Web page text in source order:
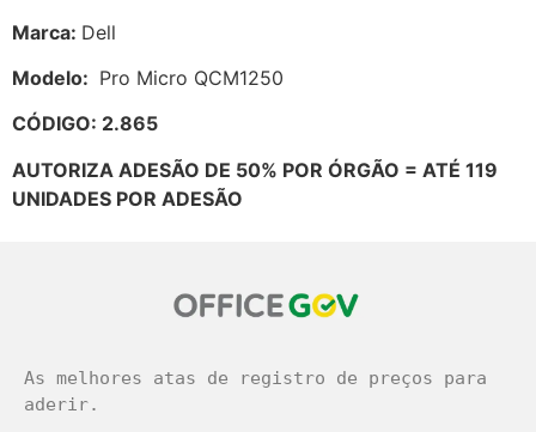
Marca: Dell
Modelo: Pro Micro QCM1250
CÓDIGO: 2.865
AUTORIZA ADESÃO DE 50% POR ÓRGÃO = ATÉ 119
UNIDADES POR ADESÃO
As melhores atas de registro de preços para
aderir.